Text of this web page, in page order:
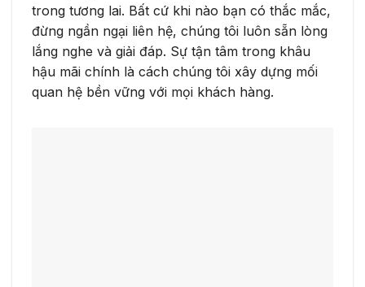
trong tương lai. Bất cứ khi nào bạn có thắc mắc,
đừng ngần ngại liên hệ, chúng tôi luôn sẵn lòng
lắng nghe và giải đáp. Sự tận tâm trong khâu
hậu mãi chính là cách chúng tôi xây dựng mối
quan hệ bền vững với mọi khách hàng.